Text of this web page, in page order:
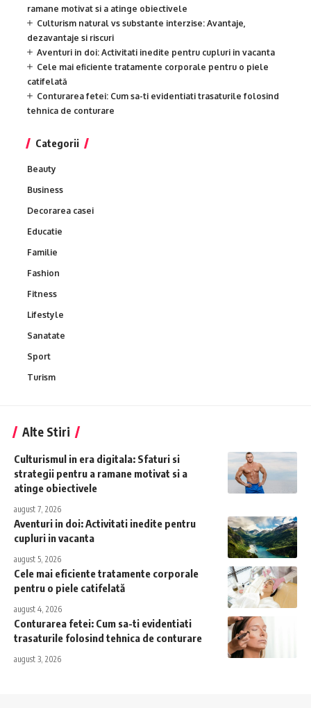
ramane motivat si a atinge obiectivele
Culturism natural vs substante interzise: Avantaje,
dezavantaje si riscuri
Aventuri in doi: Activitati inedite pentru cupluri in vacanta
Cele mai eficiente tratamente corporale pentru o piele
catifelată
Conturarea fetei: Cum sa-ti evidentiati trasaturile folosind
tehnica de conturare
Categorii
Beauty
Business
Decorarea casei
Educatie
Familie
Fashion
Fitness
Lifestyle
Sanatate
Sport
Turism
Alte Stiri
Culturismul in era digitala: Sfaturi si
strategii pentru a ramane motivat si a
atinge obiectivele
august 7, 2026
Aventuri in doi: Activitati inedite pentru
cupluri in vacanta
august 5, 2026
Cele mai eficiente tratamente corporale
pentru o piele catifelată
august 4, 2026
Conturarea fetei: Cum sa-ti evidentiati
trasaturile folosind tehnica de conturare
august 3, 2026